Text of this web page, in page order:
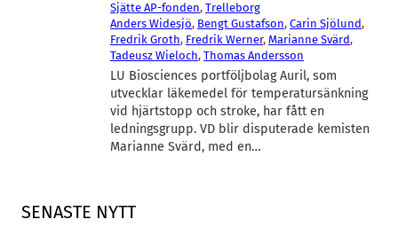
SENASTE NYTT
Sjätte AP-fonden, Trelleborg
Anders Widesjö, Bengt Gustafson, Carin Sjölund
Fredrik Groth, Fredrik Werner, Marianne Svärd
Tadeusz Wieloch, Thomas Andersson
LU Biosciences portföljbolag Auril, som
utvecklar läkemedel för temperatursänkning
vid hjärtstopp och stroke, har fått en
ledningsgrupp. VD blir disputerade kemisten
Marianne Svärd, med en…